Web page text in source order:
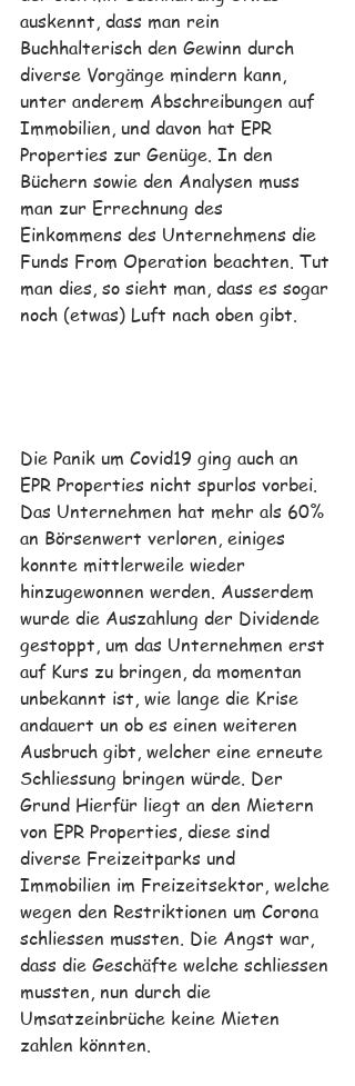
auskennt, dass man rein
Buchhalterisch den Gewinn durch
diverse Vorgänge mindern kann,
unter anderem Abschreibungen auf
Immobilien, und davon hat EPR
Properties zur Genüge. In den
Büchern sowie den Analysen muss
man zur Errechnung des
Einkommens des Unternehmens die
Funds From Operation beachten. Tut
man dies, so sieht man, dass es sogar
noch (etwas) Luft nach oben gibt.
Die Panik um Covid19 ging auch an
EPR Properties nicht spurlos vorbei.
Das Unternehmen hat mehr als 60%
an Börsenwert verloren, einiges
konnte mittlerweile wieder
hinzugewonnen werden. Ausserdem
wurde die Auszahlung der Dividende
gestoppt, um das Unternehmen erst
auf Kurs zu bringen, da momentan
unbekannt ist, wie lange die Krise
andauert un ob es einen weiteren
Ausbruch gibt, welcher eine erneute
Schliessung bringen würde. Der
Grund Hierfür liegt an den Mietern
von EPR Properties, diese sind
diverse Freizeitparks und
Immobilien im Freizeitsektor, welche
wegen den Restriktionen um Corona
schliessen mussten. Die Angst war,
dass die Geschäfte welche schliessen
mussten, nun durch die
Umsatzeinbrüche keine Mieten
zahlen könnten.